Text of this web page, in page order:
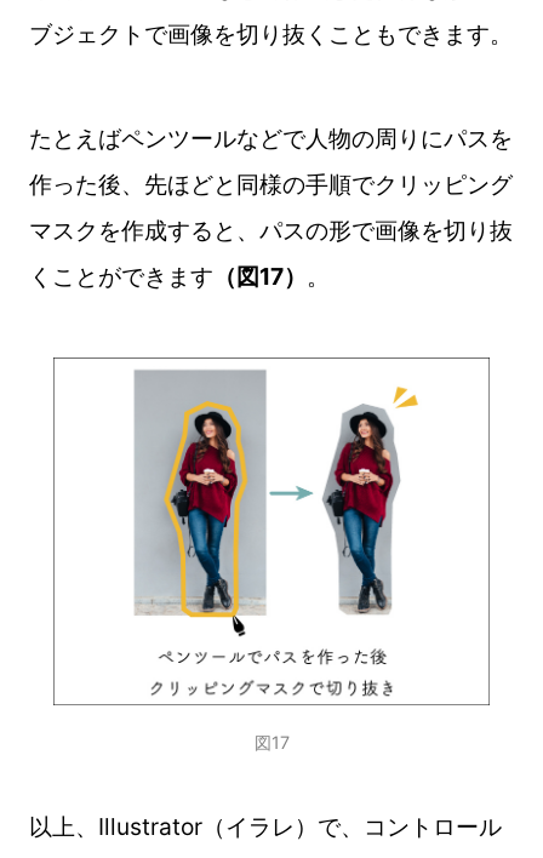
ブジェクトで画像を切り抜くこともできます。
たとえばペンツールなどで人物の周りにパスを
作った後、先ほどと同様の手順でクリッピング
マスクを作成すると、パスの形で画像を切り抜
くことができます （図17） 。
図17
以上、Illustrator（イラレ）で、コントロール